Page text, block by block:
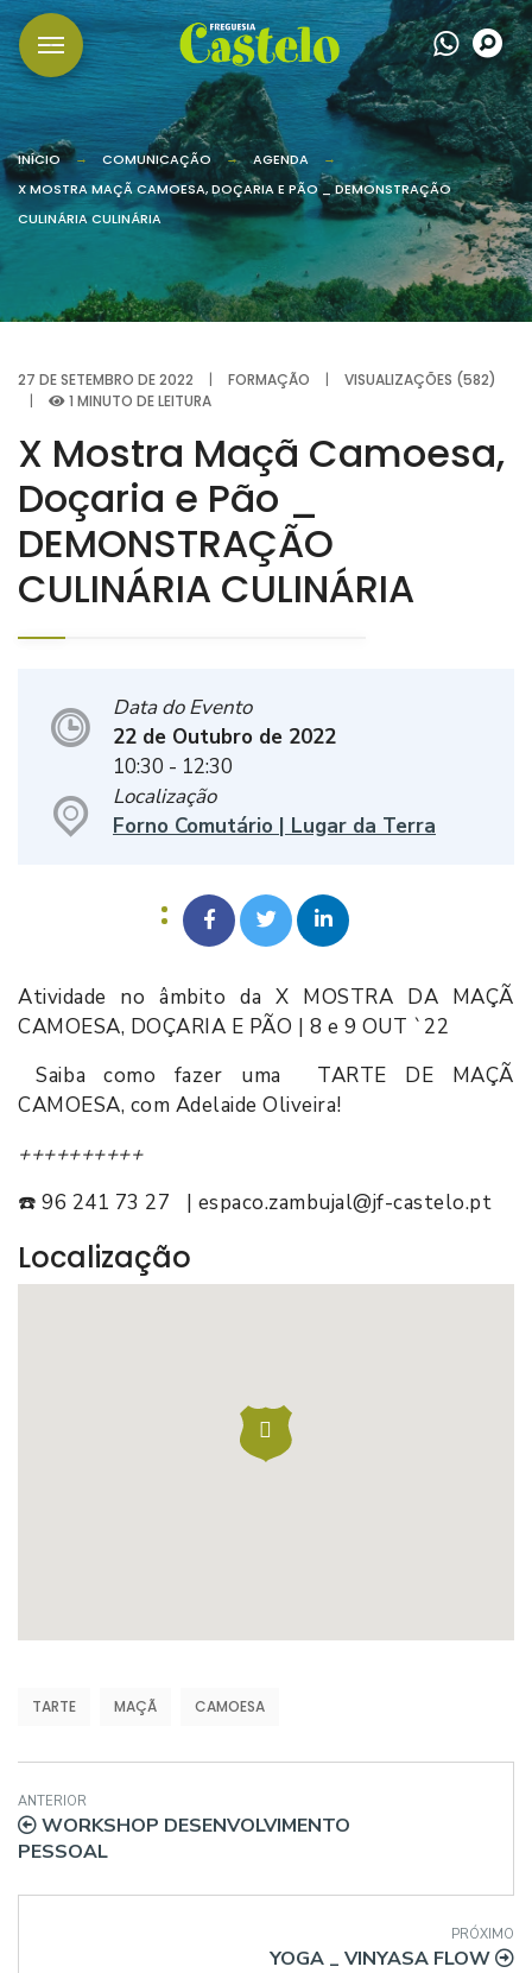
INÍCIO COMUNICAÇÃO
AGENDA
X MOSTRA MAÇÃ CAMOESA, DOÇARIA E PÃO _ DEMONSTRAÇÃO
CULINÁRIA CULINÁRIA
27 DE SETEMBRO DE 2022 | FORMAÇÃO |
VISUALIZAÇÕES (582)
|
1 MINUTO DE LEITURA
X Mostra Maçã Camoesa,
Doçaria e Pão _
DEMONSTRAÇÃO
CULINÁRIA CULINÁRIA
Data do Evento
22 de Outubro de 2022
10:30 - 12:30
Localização
Forno Comutário | Lugar da Terra
Atividade no âmbito da X MOSTRA DA MAÇÃ
CAMOESA, DOÇARIA E PÃO | 8 e 9 OUT `22
Saiba como fazer uma TARTE DE MAÇÃ
CAMOESA, com Adelaide Oliveira!
++++++++++
☎️ 96 241 73 27 | espaco.zambujal@jf-castelo.pt
Localização
TARTE MAÇÃ CAMOESA
ANTERIOR
WORKSHOP DESENVOLVIMENTO
PESSOAL
PRÓXIMO
YOGA _ VINYASA FLOW